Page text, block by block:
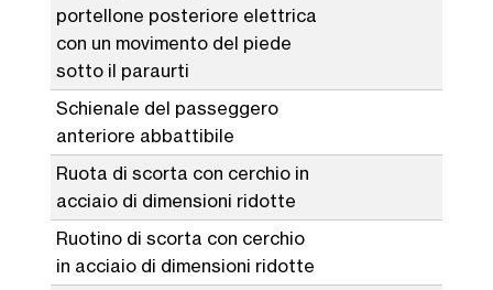
portellone posteriore elettrica
con un movimento del piede
sotto il paraurti
Schienale del passeggero
anteriore abbattibile
Ruota di scorta con cerchio in
acciaio di dimensioni ridotte
Ruotino di scorta con cerchio
in acciaio di dimensioni ridotte